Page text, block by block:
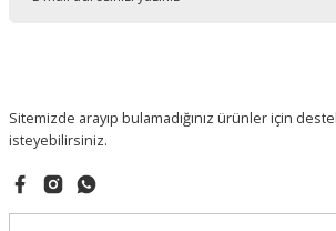
Sitemizde arayıp bulamadığınız ürünler için
isteyebilirsiniz.